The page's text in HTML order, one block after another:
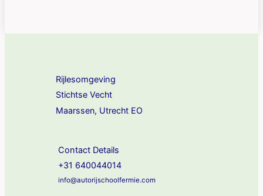
Rijlesomgeving
Stichtse Vecht
Maarssen, Utrecht EO
Contact Details
+31 640044014
info@autorijschoolfermie.com